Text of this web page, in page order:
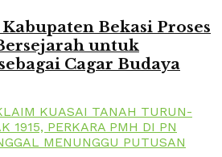
Bekasi Proses
untuk
Cagar Budaya